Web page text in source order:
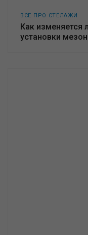
ВСЕ ПРО СТЕЛАЖИ
Как изменяется
установки